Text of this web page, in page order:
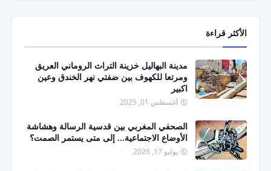
الأكثر قراءة
مدينة البهاليل خزينة التراث الروماني العريق
ومرتعا للكهوف بين ضفتي نهر الخندق وعين
اكبير
أغسطس 01, 2025
الصحفي المغربي بين قدسية الرسالة وهشاشة
الأوضاع الاجتماعية... إلى متى يستمر الصمت؟
يوليو 17, 2026